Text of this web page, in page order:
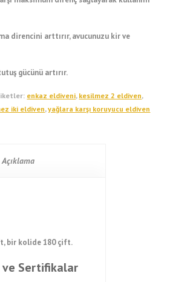
direncini arttırır, avucunuzu kir ve
gücünü artırır.
enkaz eldiveni, kesilmez 2 eldiven,
iki eldiven,yağlara karşı koruyucu eldiven
Açıklama
bir kolide 180 çift.
Sertifikalar